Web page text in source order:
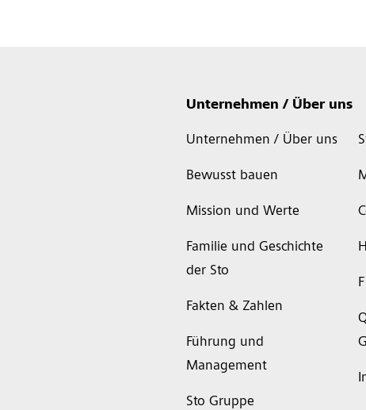
Unternehmen / Über uns
Unternehmen / Über uns
Bewusst bauen
Mission und Werte
Familie und Geschichte
der Sto
Fakten & Zahlen
Führung und
Management
Sto Gruppe